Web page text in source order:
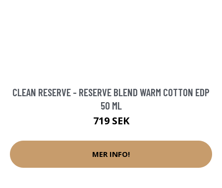
CLEAN RESERVE - RESERVE BLEND WARM COTTON EDP
50 ML
719 SEK
MER INFO!